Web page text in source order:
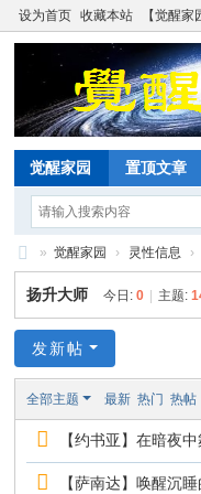
设为首页 收藏本站 【觉醒
觉醒家园 置顶文章
觉
醒
家
园
» 觉醒家园 › 灵性信息 ›
扬升大师 今日:0 主题:
发新帖
全部主题 最新 热门 热帖
【约书亚】在暗夜
【萨南达】唤醒沉睡